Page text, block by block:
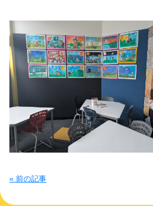
« 前の記事